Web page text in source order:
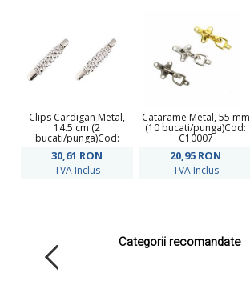
Clips Cardigan Metal,
14.5 cm (2
bucati/punga)Cod:
30,61 RON
TVA Inclus
Catarame Metal, 55 mm
(10 bucati/punga)Cod:
C10007
20,95 RON
TVA Inclus
Categorii recomandate